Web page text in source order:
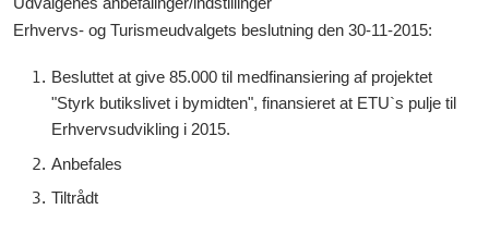
Erhvervs- og Turismeudvalgets beslutning den 30-11-2015:
Besluttet at give 85.000 til medfinansiering af projektet
"Styrk butikslivet i bymidten", finansieret at ETU`s pulje til
Erhvervsudvikling i 2015.
Anbefales
Tiltrådt